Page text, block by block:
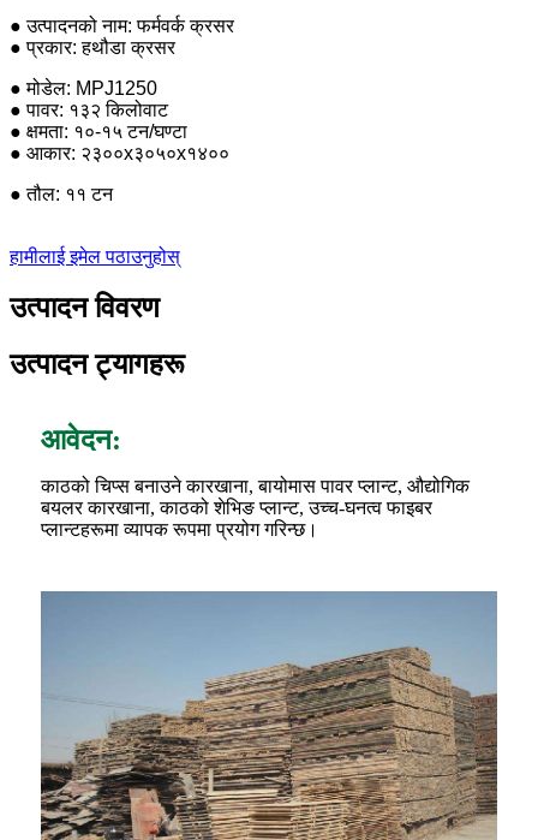
● उत्पादनको नाम: फर्मवर्क क्रसर
● प्रकार: हथौडा क्रसर
● मोडेल: MPJ1250
● पावर: १३२ किलोवाट
● क्षमता: १०-१५ टन/घण्टा
● आकार: २३००x३०५०x१४००
● तौल: ११ टन
हामीलाई इमेल पठाउनुहोस्
उत्पादन विवरण
उत्पादन ट्यागहरू
आवेदन:
काठको चिप्स बनाउने कारखाना, बायोमास पावर प्लान्ट, औद्योगिक
बयलर कारखाना, काठको शेभिङ प्लान्ट, उच्च-घनत्व फाइबर
प्लान्टहरूमा व्यापक रूपमा प्रयोग गरिन्छ।